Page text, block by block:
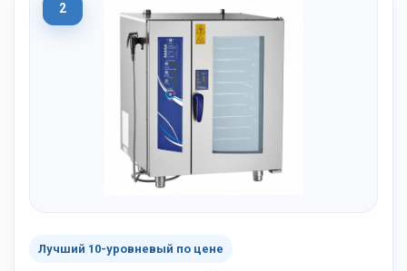
2
Лучший 10-уровневый по цене